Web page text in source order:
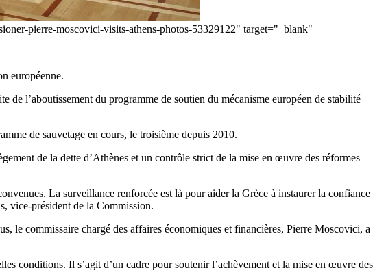
pierre-moscovici-visits-athens-photos-53329122" target="_blank"
européenne.
l’aboutissement du programme de soutien du mécanisme européen de stabilité
de sauvetage en cours, le troisième depuis 2010.
de la dette d’Athènes et un contrôle strict de la mise en œuvre des réformes
La surveillance renforcée est là pour aider la Grèce à instaurer la confiance
vice-président de la Commission.
le commissaire chargé des affaires économiques et financières, Pierre Moscovici, a
conditions. Il s’agit d’un cadre pour soutenir l’achèvement et la mise en œuvre des